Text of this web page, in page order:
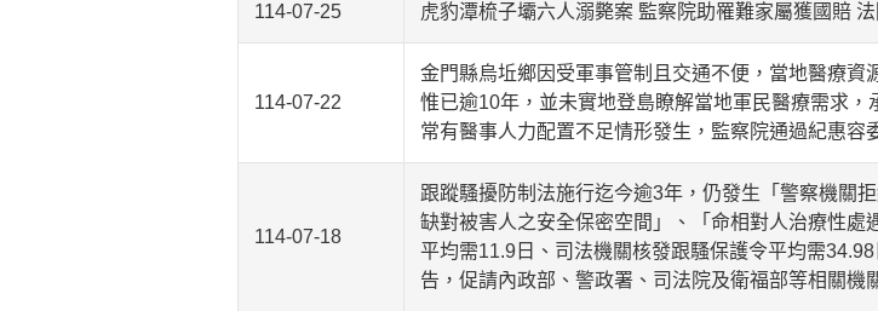
114-07-25 虎豹潭梳子壩六人溺斃案 監察院助罹難家屬獲國賠
114-07-22
金門縣烏坵鄉因受軍事管制且交通不便，當地醫療資
惟已逾10年，並未實地登島瞭解當地軍民醫療需求
常有醫事人力配置不足情形發生，監察院通過紀惠
114-07-18
跟蹤騷擾防制法施行迄今逾3年，仍發生「警察機關
缺對被害人之安全保密空間」、「命相對人治療性
平均需11.9日、司法機關核發跟騷保護令平均需
告，促請內政部、警政署、司法院及衛福部等相關機